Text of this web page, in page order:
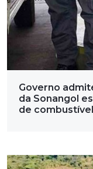
Governo
da Sonangol
de combustível